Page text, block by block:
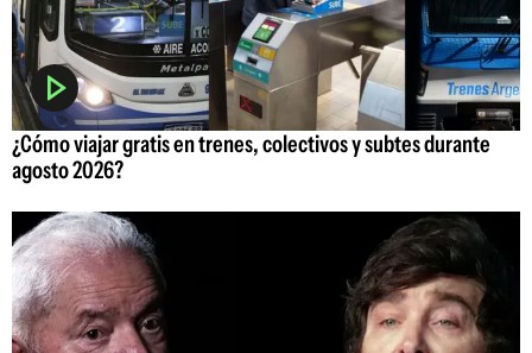
¿Cómo viajar gratis en trenes, colectivos y subtes durante
agosto 2026?